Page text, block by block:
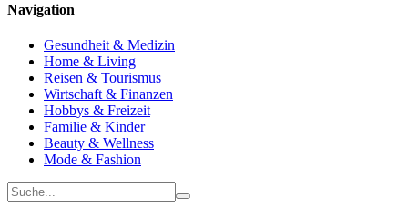
Navigation
Gesundheit & Medizin
Home & Living
Reisen & Tourismus
Wirtschaft & Finanzen
Hobbys & Freizeit
Familie & Kinder
Beauty & Wellness
Mode & Fashion